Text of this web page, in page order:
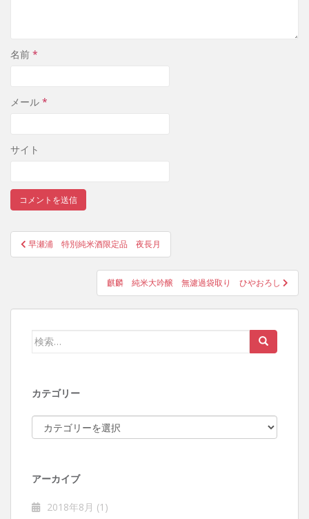
名前 *
メール *
サイト
投稿ナビゲーション
早瀬浦 特別純米酒限定品 夜長月
麒麟 純米大吟醸 無濾過袋取り ひやおろし
検索:
カテゴリー
カテゴリー
アーカイブ
2018年8月 (1)